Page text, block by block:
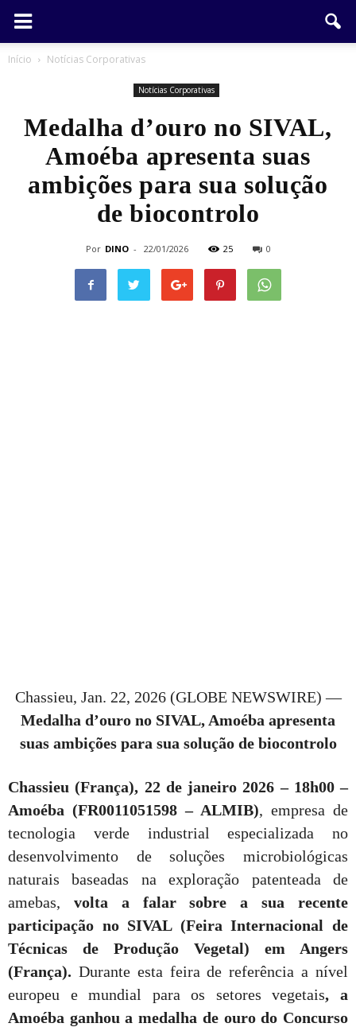
Início Notícias Corporativas
Notícias Corporativas
Medalha d’ouro no SIVAL,
Amoéba apresenta suas
ambições para sua solução
de biocontrolo
Por DINO - 22/01/2026 25 0
Chassieu, Jan. 22, 2026 (GLOBE NEWSWIRE) —
Medalha d’ouro no SIVAL, Amoéba apresenta
suas ambições para sua solução de biocontrolo
Chassieu (França), 22 de janeiro 2026 – 18h00 –
Amoéba (FR0011051598 – ALMIB), empresa de
tecnologia verde industrial especializada no
desenvolvimento de soluções microbiológicas
naturais baseadas na exploração patenteada de
amebas, volta a falar sobre a sua recente
participação no SIVAL (Feira Internacional de
Técnicas de Produção Vegetal) em Angers
(França). Durante esta feira de referência a nível
europeu e mundial para os setores vegetais, a
Amoéba ganhou a medalha de ouro do Concurso